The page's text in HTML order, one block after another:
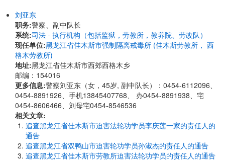
刘亚东
职务:警察、副中队长
系统:司法 - 执行机构（包括监狱，劳教所，教养院、劳改队）
现任单位:黑龙江省佳木斯市强制隔离戒毒所 (佳木斯劳教所， 西
格木劳教所)
地址:黑龙江省佳木斯市西郊西格木乡
邮编：154016
更多信息:警察刘亚东（女，45岁, 副中队长）：0454-6112096、
0454-8891926、手机13845407768、 办0454-8891938、宅
0454-8606466、刘母宅0454-8546536
相关文章:
追查黑龙江省佳木斯市迫害法轮功学员李庆莲一家的责任人的
通告
追查黑龙江省双鸭山市迫害轮功学员孙淑杰的责任人的通告
追查黑龙江省佳木斯市劳教所迫害法轮功学员的责任人的通告